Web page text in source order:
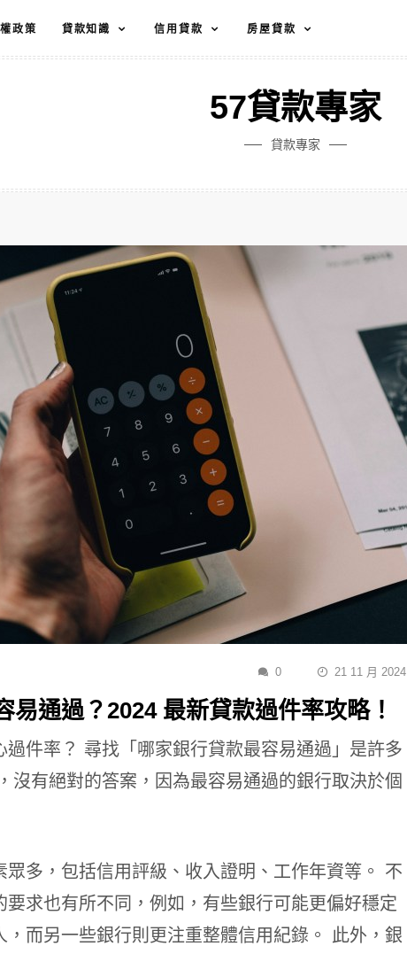
政策 貸款知識 信用貸款 房屋貸款
57貸款專家
貸款專家
0 21 11 月 2024
易通過？2024 最新貸款過件率攻略！
過件率？ 尋找「哪家銀行貸款最容易通過」是許多
沒有絕對的答案，因為最容易通過的銀行取決於個
眾多，包括信用評級、收入證明、工作年資等。 不
要求也有所不同，例如，有些銀行可能更偏好穩定
，而另一些銀行則更注重整體信用紀錄。 此外，銀